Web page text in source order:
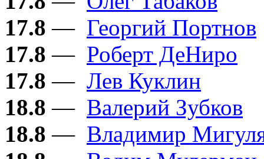
17.8 — Георгий Портнов
17.8 — Роберт ДеНиро
17.8 — Лев Куклин
18.8 — Валерий Зубков
18.8 — Владимир